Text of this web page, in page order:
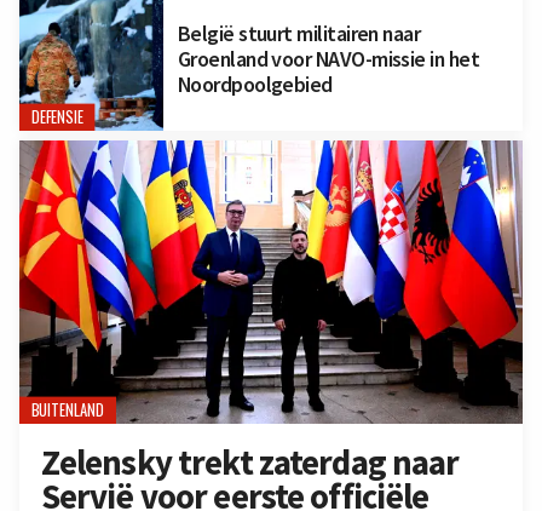
DEFENSIE
België stuurt militairen naar
Groenland voor NAVO-missie in het
Noordpoolgebied
BUITENLAND
Zelensky trekt zaterdag naar
Servië voor eerste officiële